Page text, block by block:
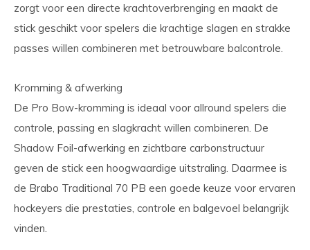
zorgt voor een directe krachtoverbrenging en maakt de
stick geschikt voor spelers die krachtige slagen en strakke
passes willen combineren met betrouwbare balcontrole.
Kromming & afwerking
De Pro Bow-kromming is ideaal voor allround spelers die
controle, passing en slagkracht willen combineren. De
Shadow Foil-afwerking en zichtbare carbonstructuur
geven de stick een hoogwaardige uitstraling. Daarmee is
de Brabo Traditional 70 PB een goede keuze voor ervaren
hockeyers die prestaties, controle en balgevoel belangrijk
vinden.